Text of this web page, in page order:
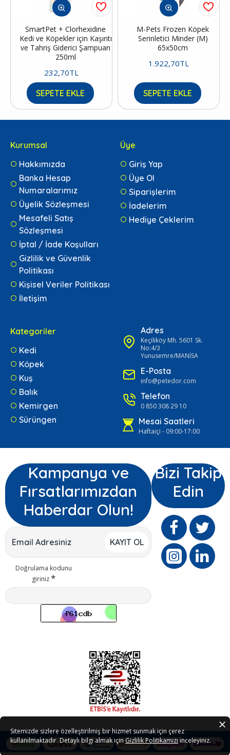
SmartPet + Clorhexidine
Kedi ve Köpekler için Kaşıntı
ve Tahriş Giderici Şampuan
250ml
232,70TL
SEPETE EKLE
M-Pets Frozen Köpek
Serinletici Minder (M)
65x50cm
1.922,70TL
SEPETE EKLE
Kurumsal
Hakkımızda
Banka Hesap
Numaralarımız
Üyelik Sözleşmesi
Mesafeli Satış
Sözleşmesi
İptal / İade Koşulları
Gizlilik ve Güvenlik
Politikası
Kişisel Veriler Politikası
İletişim
Üye
Giriş Yap
Üye Ol
Siparişlerim
İadelerim
Hediye Çeklerim
Kategoriler
Kedi
Köpek
Kuş
Balık
Kemirgen
Sürüngen
Adres
Keçiliköy Mh. 5601 Sk.
No:4/3
Yunusemre/MANİSA
E-Posta
info@petedor.com
Telefon
0 850 308 29 10
Mesai Saatleri
Haftaiçi - 09:00-17:00
Kampanya ve
Fırsatlarımızdan
Haberdar Olun!
KAYIT OL
Doğrulama kodunu
giriniz
Bizi Takip
Edin
Sitemizde sizlere özelleştirilmiş bir hizmet sunmak için çerez
kullanılmaktadır. Detaylı bilgi almak için Gizlilik Politikamızı inceleyiniz.